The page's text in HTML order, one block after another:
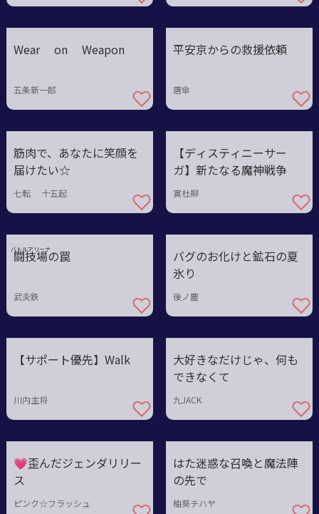
Wear on Weapon
五条新一郎
平安京からの救援依頼
唐傘
筋肉で、あなたに笑顔を
届けたい☆
七転 十五起
【ディスティニーサー
ガ】新たなる魔神戦争
寅杜柳
闘技
バトルアリーナ
場の罠
武炎鉄
バグのお化けと鉱石の夏
氷り
後ノ塵
【サポート優先】Walk
川内主将
大好きなだけじゃ、何も
できなくて
九JACK
💗歪んだジェンダリリー
ス
ピンク☆フラッシュ
はた迷惑な召喚と魔法陣
の先で
柚葵チハヤ